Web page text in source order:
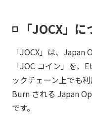
◽️ 「JOCX」に
「JOCX」は、Japan
「JOC コイン」を
ックチェーン上でも
Burn される Japan
です。